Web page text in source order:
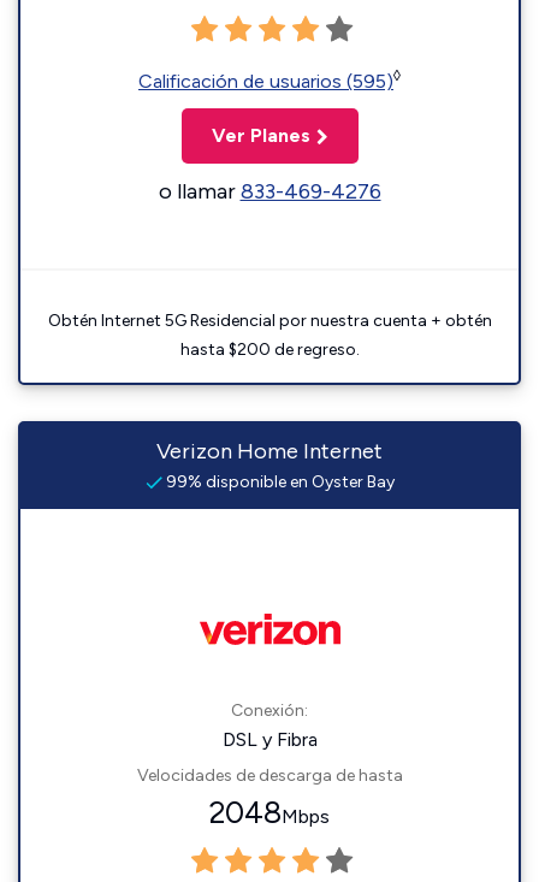
Calificación de usuarios (595)◊
Ver Planes
o llamar833-469-4276
Obtén Internet 5G Residencial por nuestra cuenta + obtén
hasta $200 de regreso.
Verizon Home Internet
99% disponible en Oyster Bay
Conexión:
DSL y Fibra
Velocidades de descarga de hasta
2048Mbps